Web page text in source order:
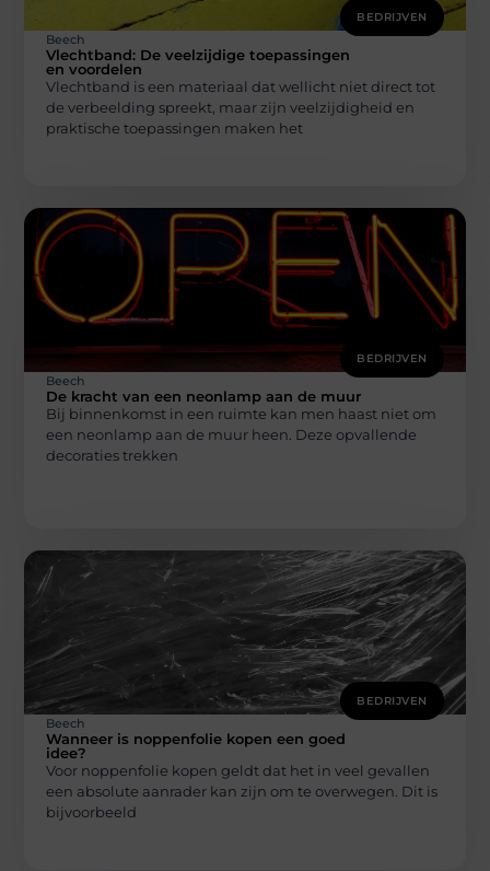
BEDRIJVEN
Beech
Vlechtband: De veelzijdige toepassingen
en voordelen
Vlechtband is een materiaal dat wellicht niet direct tot
de verbeelding spreekt, maar zijn veelzijdigheid en
praktische toepassingen maken het
BEDRIJVEN
Beech
De kracht van een neonlamp aan de muur
Bij binnenkomst in een ruimte kan men haast niet om
een neonlamp aan de muur heen. Deze opvallende
decoraties trekken
BEDRIJVEN
Beech
Wanneer is noppenfolie kopen een goed
idee?
Voor noppenfolie kopen geldt dat het in veel gevallen
een absolute aanrader kan zijn om te overwegen. Dit is
bijvoorbeeld